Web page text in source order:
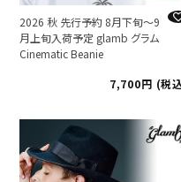
2026 秋 先行予約 8月下旬～9
月上旬入荷予定 glamb グラム
Cinematic Beanie
7,700
税